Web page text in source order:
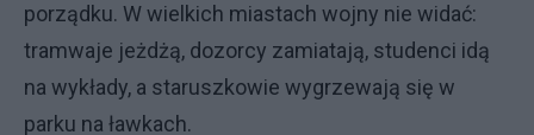
porządku. W wielkich miastach wojny nie widać:
tramwaje jeżdżą, dozorcy zamiatają, studenci idą
na wykłady, a staruszkowie wygrzewają się w
parku na ławkach.